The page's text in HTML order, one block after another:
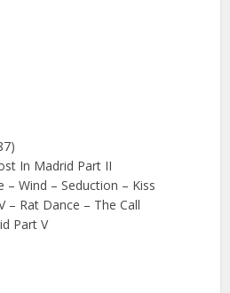
In Madrid Part II
– Wind – Seduction – Kiss
– Rat Dance – The Call
Part V